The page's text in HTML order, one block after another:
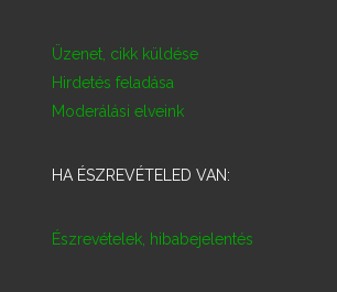
Üzenet, cikk küldése
Hirdetés feladása
Moderálási elveink
HA ÉSZREVÉTELED VAN:
Észrevételek, hibabejelentés